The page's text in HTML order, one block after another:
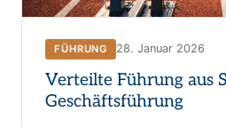
FÜHRUNG 28. Januar 2026
Verteilte Führung aus
Geschäftsführung